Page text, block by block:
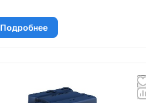
Подробнее